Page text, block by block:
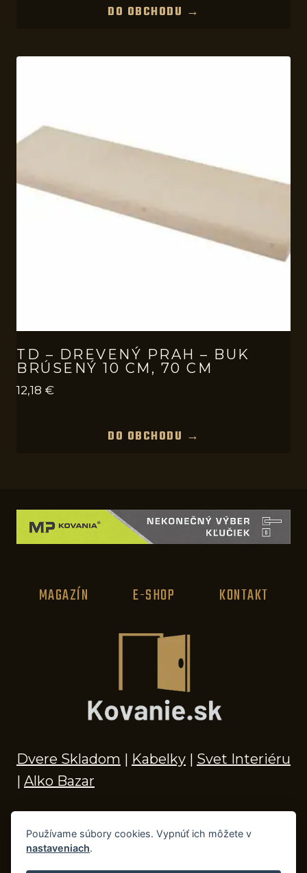
DO OBCHODU →
TD – DREVENÝ PRAH – BUK
BRÚSENÝ 10 CM, 70 CM
12,18 €
DO OBCHODU →
MAGAZÍN E-SHOP KONTAKT
Dvere Skladom | Kabelky | Svet Interiéru
| Alko Bazar
© 2026 Kľučky na dvere, madlá, kovania,
Používame súbory cookies. Vypnúť ich môžete v
nastaveniach.